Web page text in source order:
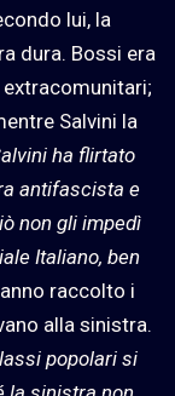
lui, la
dura. Bossi era
Salvini la
ha flirtato
antifascista e
non gli impedì
Italiano, ben
raccolto i
alla sinistra.
popolari si